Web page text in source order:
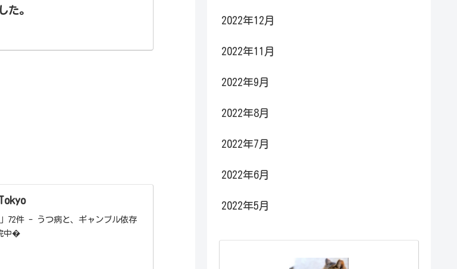
た。
72件 - うつ病と、ギャンブル依存
中�
2022年12月
2022年11月
2022年9月
2022年8月
2022年7月
2022年6月
2022年5月